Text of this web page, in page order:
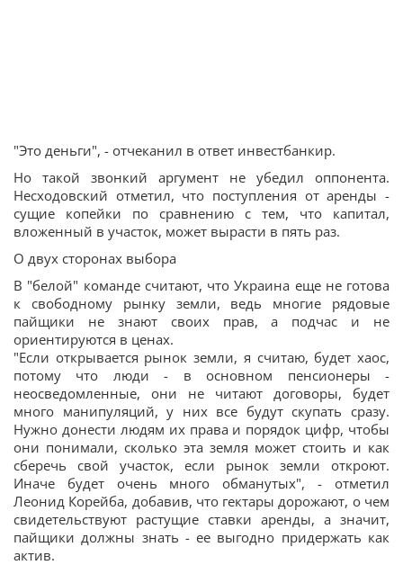
"Это деньги", - отчеканил в ответ инвестбанкир.
Но такой звонкий аргумент не убедил оппонента.
Несходовский отметил, что поступления от аренды -
сущие копейки по сравнению с тем, что капитал,
вложенный в участок, может вырасти в пять раз.
О двух сторонах выбора
В "белой" команде считают, что Украина еще не готова
к свободному рынку земли, ведь многие рядовые
пайщики не знают своих прав, а подчас и не
ориентируются в ценах.
"Если открывается рынок земли, я считаю, будет хаос,
потому что люди - в основном пенсионеры -
неосведомленные, они не читают договоры, будет
много манипуляций, у них все будут скупать сразу.
Нужно донести людям их права и порядок цифр, чтобы
они понимали, сколько эта земля может стоить и как
сберечь свой участок, если рынок земли откроют.
Иначе будет очень много обманутых", - отметил
Леонид Корейба, добавив, что гектары дорожают, о чем
свидетельствуют растущие ставки аренды, а значит,
пайщики должны знать - ее выгодно придержать как
актив.